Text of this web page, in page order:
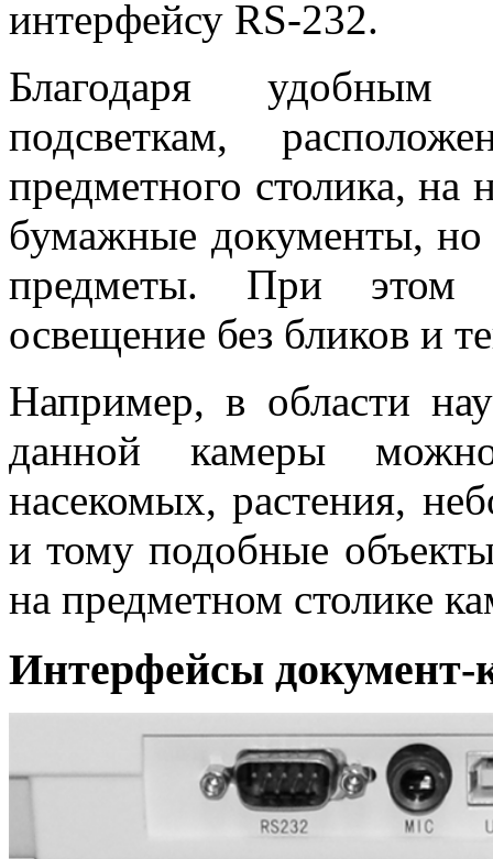
интерфейсу RS-232.
Благодаря удобным
подсветкам,
предметного столика,
бумажные документы,
предметы. При этом
освещение без бликов и
Например, в области
данной камеры
насекомых, растения,
и тому подобные
на предметном столике
Интерфейсы документ-